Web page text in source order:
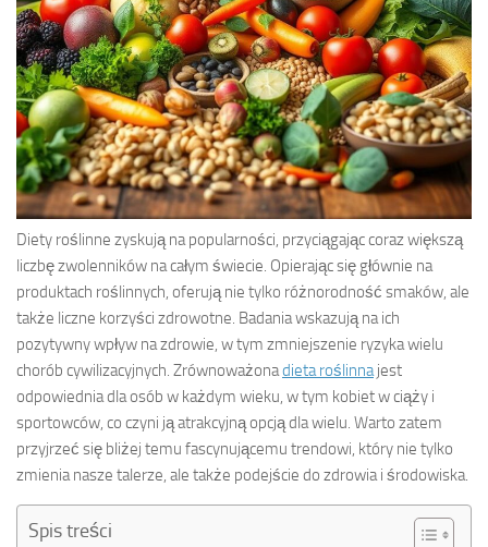
Diety roślinne zyskują na popularności, przyciągając coraz większą
liczbę zwolenników na całym świecie. Opierając się głównie na
produktach roślinnych, oferują nie tylko różnorodność smaków, ale
także liczne korzyści zdrowotne. Badania wskazują na ich
pozytywny wpływ na zdrowie, w tym zmniejszenie ryzyka wielu
chorób cywilizacyjnych. Zrównoważonadieta roślinnajest
odpowiednia dla osób w każdym wieku, w tym kobiet w ciąży i
sportowców, co czyni ją atrakcyjną opcją dla wielu. Warto zatem
przyjrzeć się bliżej temu fascynującemu trendowi, który nie tylko
zmienia nasze talerze, ale także podejście do zdrowia i środowiska.
Spis treści